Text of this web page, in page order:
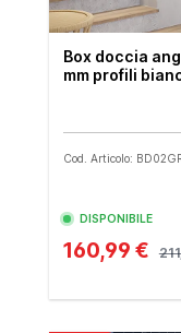
Box doccia
mm profili
Cod. Articolo:
DISPONIBILE
160,99 €